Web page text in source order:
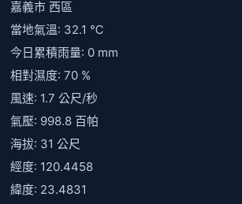
嘉義市 西區
當地氣溫: 32.1 ℃
今日累積雨量: 0 mm
相對濕度: 70 %
風速: 1.7 公尺/秒
氣壓: 998.8 百帕
海拔: 31 公尺
經度: 120.4458
緯度: 23.4831